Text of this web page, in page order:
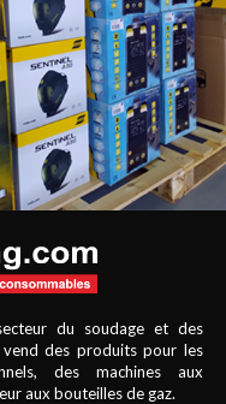
du soudage et des
des produits pour les
des machines aux
aux bouteilles de gaz.